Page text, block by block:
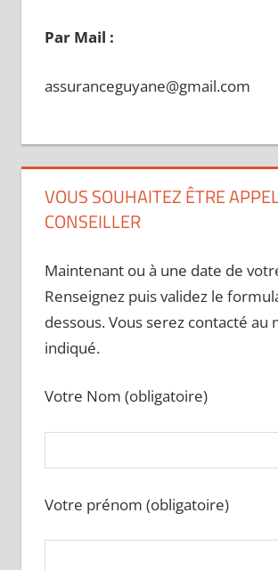
Par Mail :
assuranceguyane@gmail.com
VOUS SOUHAITEZ ÊTRE
CONSEILLER
Maintenant ou à une date de
Renseignez puis validez le
dessous. Vous serez contacté au
indiqué.
Votre Nom (obligatoire)
Votre prénom (obligatoire)